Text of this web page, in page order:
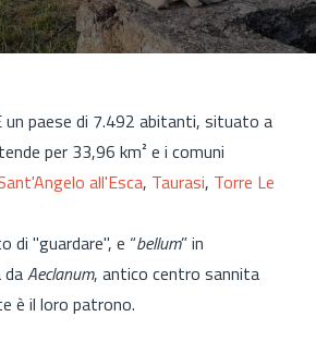
un paese di 7.492 abitanti, situato a
per 33,96 km² e i comuni
all'Esca, Taurasi, Torre Le
di "guardare", e “bellum” in
daAeclanum, antico centro sannita
è il loro patrono.